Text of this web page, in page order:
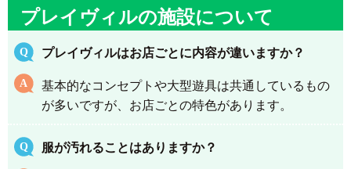
プレイヴィルの施設について
プレイヴィルはお店ごとに内容が違いますか？
基本的なコンセプトや大型遊具は共通しているもの
が多いですが、お店ごとの特色があります。
服が汚れることはありますか？